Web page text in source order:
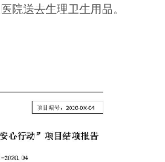
院送去生理卫生用品。